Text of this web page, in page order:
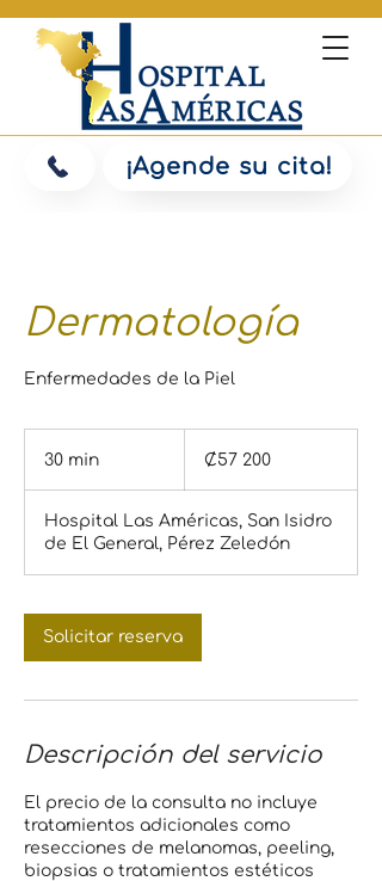
¡Agende su cita!
Dermatología
Enfermedades de la Piel
30 min
m
i
n
colones
costarricenses
₡57 200
Hospital Las Américas, San Isidro
de El General, Pérez Zeledón
Solicitar reserva
Descripción del servicio
El precio de la consulta no incluye
tratamientos adicionales como
resecciones de melanomas, peeling,
biopsias o tratamientos estéticos